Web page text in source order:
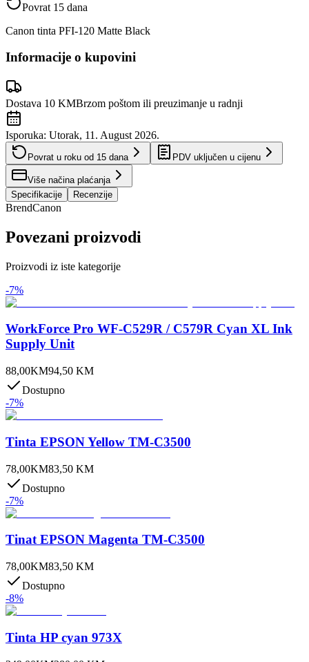
Povrat 15 dana
Canon tinta PFI-120 Matte Black
Informacije o kupovini
Dostava 10 KMBrzom poštom ili preuzimanje u radnji
Isporuka: Utorak, 11. August 2026.
Povrat u roku od 15 dana PDV uključen u cijenu
Više načina plaćanja
Specifikacije
Recenzije
BrendCanon
Povezani proizvodi
Proizvodi iz iste kategorije
-7%
WorkForce Pro WF-C529R / C579R Cyan XL Ink
Supply Unit
88,00KM94,50 KM
Dostupno
-7%
Tinta EPSON Yellow TM-C3500
78,00KM83,50 KM
Dostupno
-7%
Tinat EPSON Magenta TM-C3500
78,00KM83,50 KM
Dostupno
-8%
Tinta HP cyan 973X